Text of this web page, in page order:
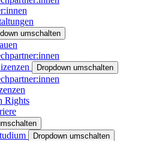
umschalten
Dropdown umschalten
Rights
Dropdown umschalten